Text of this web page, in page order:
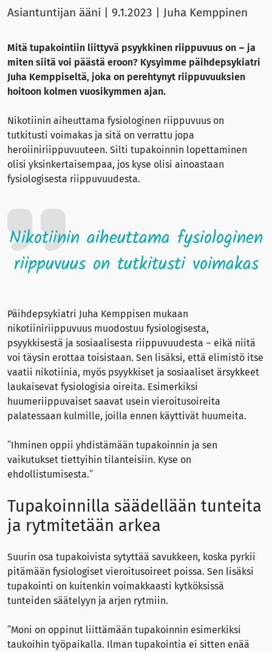
Asiantuntijan ääni | 9.1.2023 | Juha Kemppinen
Mitä tupakointiin liittyvä psyykkinen riippuvuus on – ja
miten siitä voi päästä eroon? Kysyimme päihdepsykiatri
Juha Kemppiseltä, joka on perehtynyt riippuvuuksien
hoitoon kolmen vuosikymmen ajan.
Nikotiinin aiheuttama fysiologinen riippuvuus on
tutkitusti voimakas ja sitä on verrattu jopa
heroiiniriippuvuuteen. Silti tupakoinnin lopettaminen
olisi yksinkertaisempaa, jos kyse olisi ainoastaan
fysiologisesta riippuvuudesta.
Nikotiinin aiheuttama fysiologinen
riippuvuus on tutkitusti voimakas
Päihdepsykiatri Juha Kemppisen mukaan
nikotiiniriippuvuus muodostuu fysiologisesta,
psyykkisestä ja sosiaalisesta riippuvuudesta – eikä niitä
voi täysin erottaa toisistaan. Sen lisäksi, että elimistö itse
vaatii nikotiinia, myös psyykkiset ja sosiaaliset ärsykkeet
laukaisevat fysiologisia oireita. Esimerkiksi
huumeriippuvaiset saavat usein vieroitusoireita
palatessaan kulmille, joilla ennen käyttivät huumeita.
”Ihminen oppii yhdistämään tupakoinnin ja sen
vaikutukset tiettyihin tilanteisiin. Kyse on
ehdollistumisesta.”
Tupakoinnilla säädellään tunteita
ja rytmitetään arkea
Suurin osa tupakoivista sytyttää savukkeen, koska pyrkii
pitämään fysiologiset vieroitusoireet poissa. Sen lisäksi
tupakointi on kuitenkin voimakkaasti kytköksissä
tunteiden säätelyyn ja arjen rytmiin.
”Moni on oppinut liittämään tupakoinnin esimerkiksi
taukoihin työpaikalla. Ilman tupakointia ei sitten enää